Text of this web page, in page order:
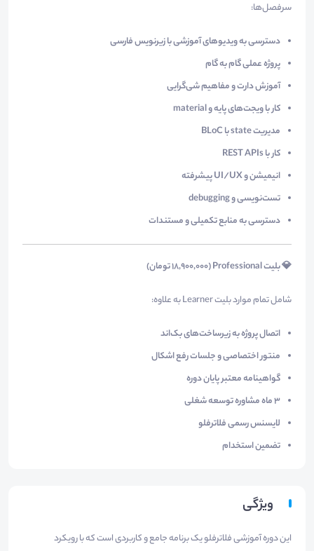
سرفصل‌ها:
دسترسی به ویدیوهای آموزشی با زیرنویس فارسی
پروژه عملی گام به گام
آموزش دارت و مفاهیم شی‌گرایی
کار با ویجت‌های پایه و material
مدیریت state با BLoC
کار با REST APIs
انیمیشن و UI/UX پیشرفته
تست‌نویسی و debugging
دسترسی به منابع تکمیلی و مستندات
💎 بلیت Professional (۱۸,۹۰۰,۰۰۰ تومان)
شامل تمام موارد بلیت Learner به علاوه:
اتصال پروژه به زیرساخت‌های بک‌اند
منتور اختصاصی و جلسات رفع اشکال
گواهینامه معتبر پایان دوره
۳ ماه مشاوره توسعه شغلی
لایسنس رسمی فلاترفلو
تضمین استخدام
ویژگی
این دوره آموزشی فلاترفلو یک برنامه جامع و کاربردی است که با رویکرد